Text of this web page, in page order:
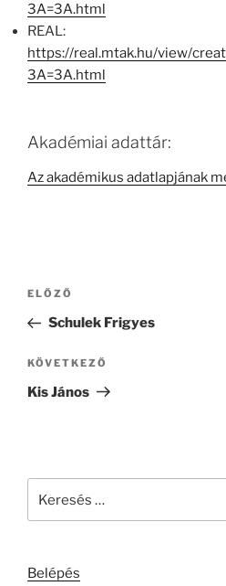
3A=3A.html
REAL:
https://real.mtak.hu/view/
3A=3A.html
Akadémiai adattár:
Az akadémikus adatlapjának
Bejegyzés
Korábbi
bejegyzés
ELŐZŐ
Schulek Frigyes
Következő
bejegyzés
KÖVETKEZŐ
Kis János
Belépés